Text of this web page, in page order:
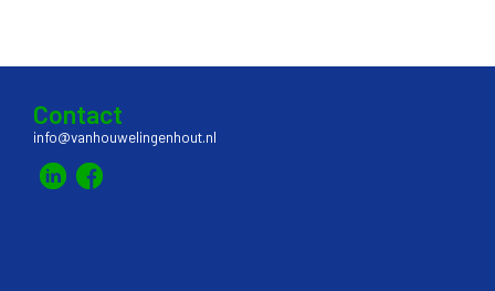
Contact
info@vanhouwelingenhout.nl